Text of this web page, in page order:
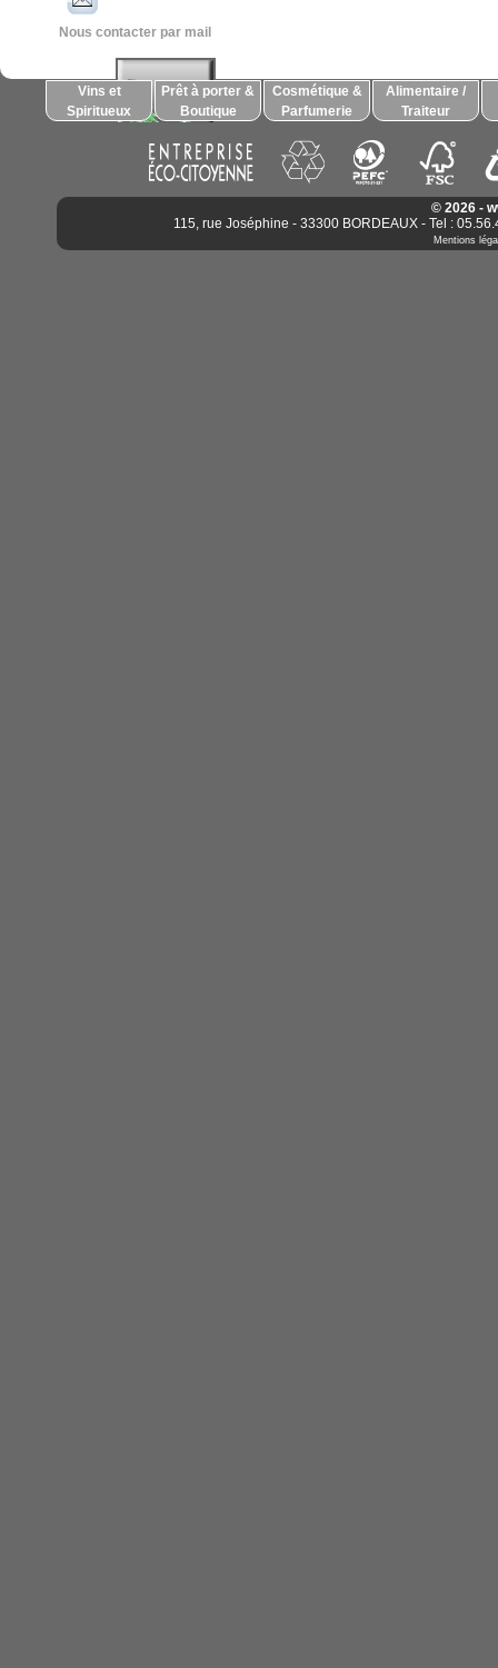
Nous contacter par mail
Vins et
Spiritueux
Prêt à porter &
Boutique
Cosmétique &
Parfumerie
Alimentaire /
Traiteur
© 2026 -
115, rue Joséphine - 33300 BORDEAUX - Tel :
Mentions